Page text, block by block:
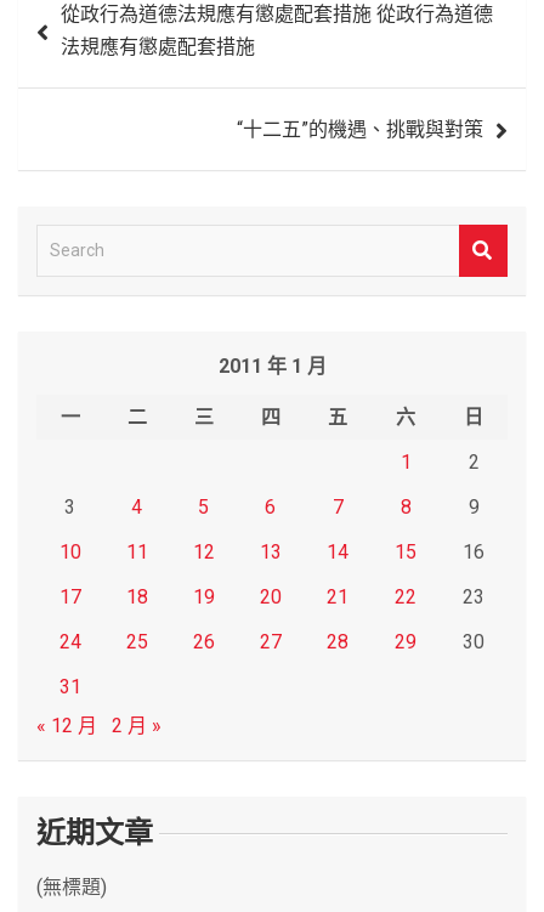
章 從政行為道德法規應有懲處配套措施 從政行為道德
法規應有懲處配套措施
“十二五”的機遇、挑戰與對策
e
2011 年 1 月
一 二 三 四 五 六
日
1
2
3
4 5 6 7 8
9
10
11 12 13 14 15
16
17
18 19 20 21 22
23
24
25 26 27 28 29
30
31
« 12 月
2 月 »
近期文章
(無標題)